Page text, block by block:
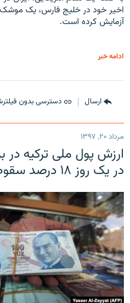
اخیر خود در خلیج فارس، یک موشک
آزمایش کرده است.
ادامه خبر
ارسال دسترسی بدون
مرداد ۲۰, ۱۳۹۷
ارزش پول ملی ترکیه در
در یک روز ۱۸ درصد سقوط کرد